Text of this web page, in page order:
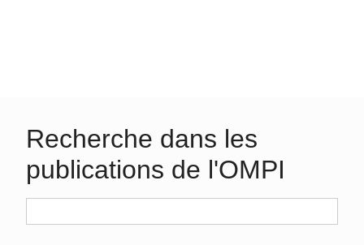
Recherche dans les
publications de l'OMPI